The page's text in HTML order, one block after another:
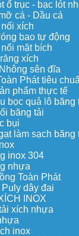
ổ trục - bạc lót
cá - Dầu cá
xích
bao tự động
mặt bích
xích
Nhông sên đĩa
Phát tiêu
phẩm thực tế
bọc quả lô băng
băng tải
bụi
làm sạch băng
inox 304
nhựa
Toàn Phát
Puly dây đai
INOX
xích nhựa
inox